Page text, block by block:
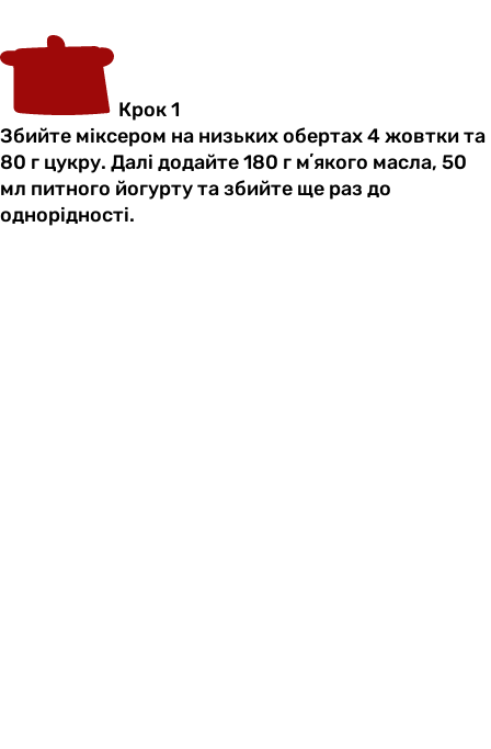
Крок 1
Збийте міксером на низьких обертах 4 жовтки та
80 г цукру. Далі додайте 180 г мʼякого масла, 50
мл питного йогурту та збийте ще раз до
однорідності.